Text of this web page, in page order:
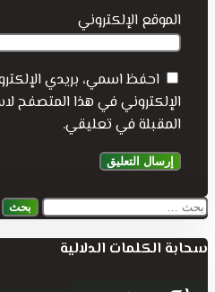
الموقع الإلكتروني
احفظ اسمي، بريدي
الإلكتروني في هذا المتصفح
المقبلة في تعليقي.
البحث
سحابة الكلمات الدلالية